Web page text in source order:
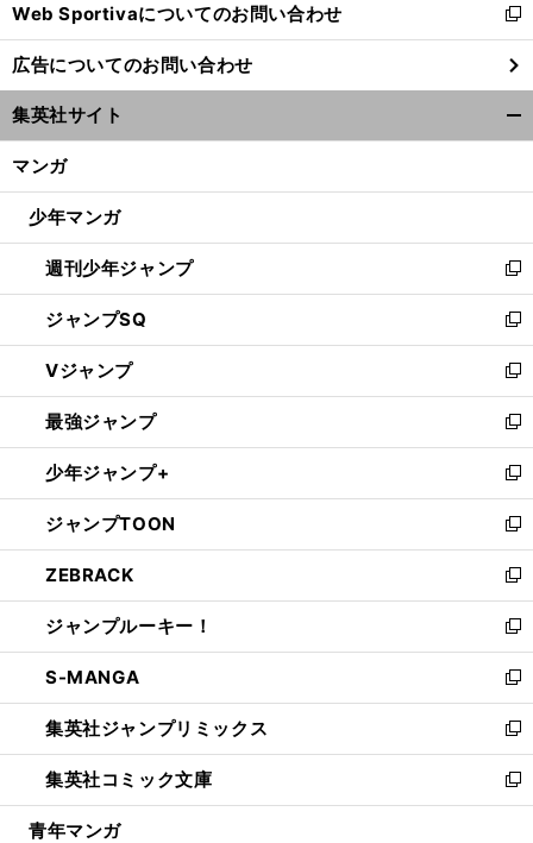
く
Web Sportivaについてのお問い合わせ
新
し
い
ウ
ィ
ン
ウ
開
く
広告についてのお問い合わせ
集英社サイト
マンガ
少年マンガ
週刊少年ジャンプ
新
し
い
ウ
ィ
ン
ド
ウ
で
開
く
ジャンプSQ
新
し
い
ウ
ィ
ン
ド
ウ
で
開
く
Vジャンプ
新
し
い
ウ
ィ
ン
ド
ウ
で
開
く
最強ジャンプ
新
し
い
ウ
ィ
ン
ド
ウ
で
開
く
少年ジャンプ+
新
し
い
ウ
ィ
ン
ド
ウ
で
開
く
ジャンプTOON
新
し
い
ウ
ィ
ン
ド
ウ
で
開
く
ZEBRACK
新
し
い
ウ
ィ
ン
ド
ウ
で
開
ジャンプルーキー！
新
し
い
ウ
ィ
ン
ド
ウ
S-MANGA
新
し
い
ウ
ィ
ン
集英社ジャンプリミックス
新
し
い
ウ
集英社コミック文庫
新
し
青年マンガ